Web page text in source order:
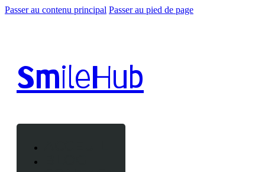
Passer au contenu principal Passer au pied de page
SmileHub